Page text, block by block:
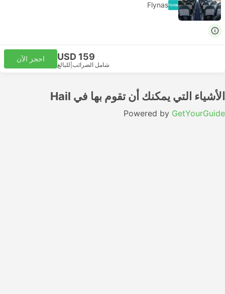
Flynas
USD 159
شامل الضرائب للبالغ
احجز الآن
الأشياء التي يمكنك أن تقوم بها في Hail
Powered by GetYourGuide